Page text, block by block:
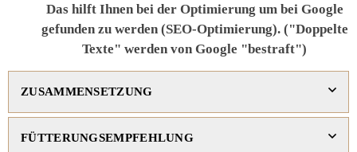
Das hilft Ihnen bei der Optimierung um bei Google
gefunden zu werden (SEO-Optimierung). ("Doppelte
Texte" werden von Google "bestraft")
ZUSAMMENSETZUNG
FÜTTERUNGSEMPFEHLUNG